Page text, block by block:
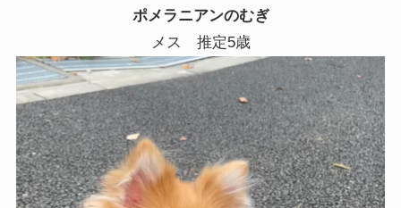
ポメラニアンのむぎ
メス 推定5歳